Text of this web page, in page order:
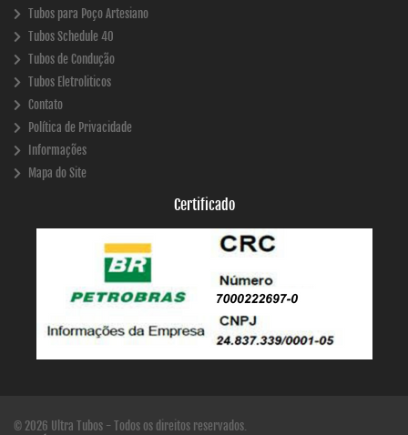
Tubos para Poço Artesiano
Tubos Schedule 40
Tubos de Condução
Tubos Eletroliticos
Contato
Política de Privacidade
Informações
Mapa do Site
Certificado
© 2026 Ultra Tubos - Todos os direitos reservados.